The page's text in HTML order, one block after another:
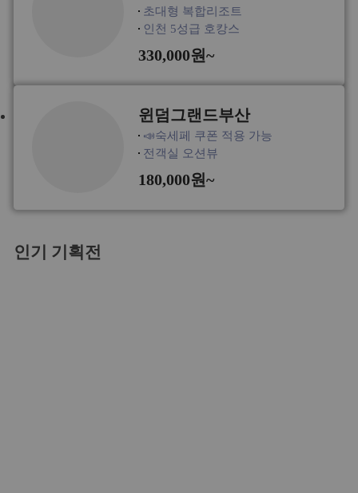
초대형 복합리조트
인천 5성급 호캉스
330,000원~
윈덤그랜드부산
📣숙세페 쿠폰 적용 가능
전객실 오션뷰
180,000원~
인기 기획전